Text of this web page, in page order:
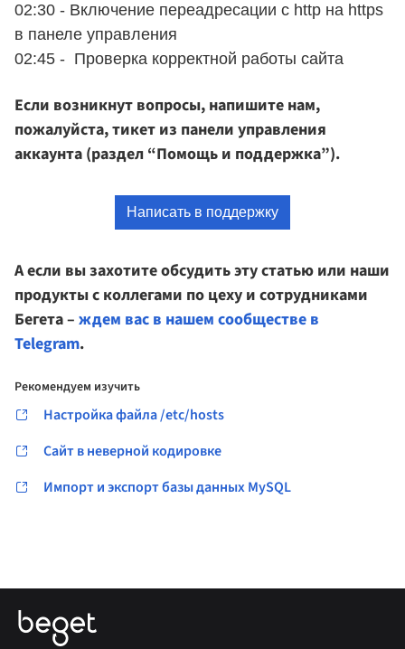
02:30 - Включение переадресации с http на https
в панеле управления
02:45 - Проверка корректной работы сайта
Если возникнут вопросы, напишите нам,
пожалуйста, тикет из панели управления
аккаунта (раздел “Помощь и поддержка”).
Написать в поддержку
А если вы захотите обсудить эту статью или наши
продукты с коллегами по цеху и сотрудниками
Бегета – ждем вас в нашем сообществе в
Telegram.
Рекомендуем изучить
Настройка файла /etc/hosts
Сайт в неверной кодировке
Импорт и экспорт базы данных MySQL